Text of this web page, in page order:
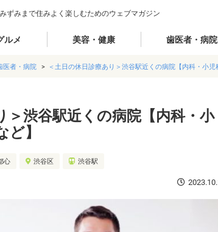
ずみまで住みよく楽しむためのウェブマガジン
ルメ 美容・健康 歯医者・病院
医者・病院 ＜土日の休日診療あり＞渋谷駅近くの病院【内科・小児
＞渋谷駅近くの病院【内科・小
】
心 渋谷区 渋谷駅